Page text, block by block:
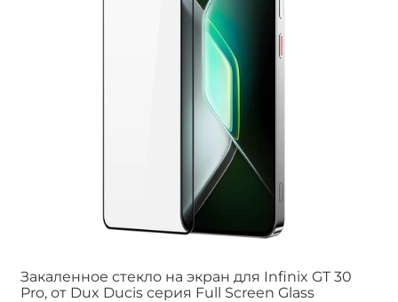
Закаленное стекло на экран для Infinix GT 30
Pro, от Dux Ducis серия Full Screen Glass